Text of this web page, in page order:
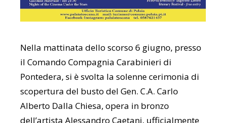
Nella mattinata dello scorso 6 giugno, presso
il Comando Compagnia Carabinieri di
Pontedera, si è svolta la solenne cerimonia di
scopertura del busto del Gen. C.A. Carlo
Alberto Dalla Chiesa, opera in bronzo
dell’artista Alessandro Caetani, ufficialmente